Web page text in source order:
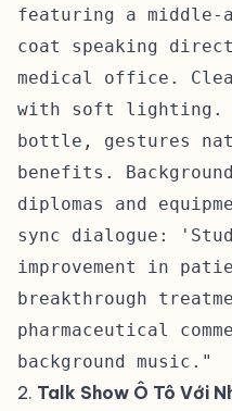
featuring a middle-
coat speaking
medical office.
with soft lighting.
bottle, gestures
benefits.
diplomas and
sync dialogue:
improvement in
breakthrough
pharmaceutical
background music."
2. Talk Show Ô Tô Với